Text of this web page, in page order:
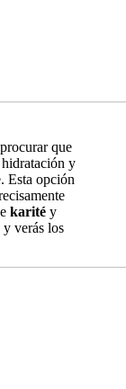
que
hidratación y
Esta opción
karité y
y verás los